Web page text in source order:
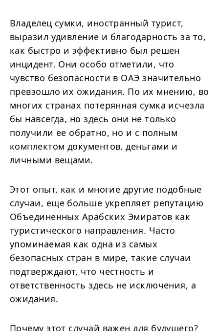
Владелец сумки, иностранный турист,
выразил удивление и благодарность за то,
как быстро и эффективно был решен
инцидент. Они особо отметили, что
чувство безопасности в ОАЭ значительно
превзошло их ожидания. По их мнению, во
многих странах потерянная сумка исчезла
бы навсегда, но здесь они не только
получили ее обратно, но и с полным
комплектом документов, деньгами и
личными вещами.
Этот опыт, как и многие другие подобные
случаи, еще больше укрепляет репутацию
Объединенных Арабских Эмиратов как
туристического направления. Часто
упоминаемая как одна из самых
безопасных стран в мире, такие случаи
подтверждают, что честность и
ответственность здесь не исключения, а
ожидания.
Почему этот случай важен для будущего?